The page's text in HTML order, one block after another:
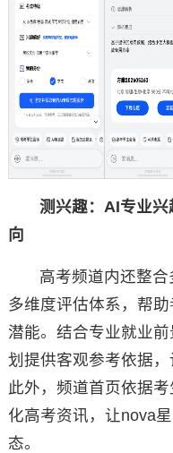
测兴趣：AI专业
向
高考频道内还整
多维度评估体系，帮
潜能。结合专业就业
划提供客观参考依据，
此外，频道首页依据
化高考资讯，让nova
态。